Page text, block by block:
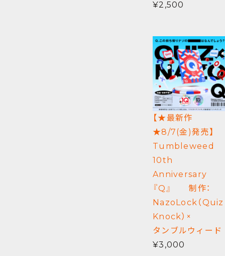
¥2,500
【★最新作
★8/7(金)発売】
Tumbleweed
10th
Anniversary
『Q』 制作：
NazoLock（Quiz
Knock）×
タンブルウィード
¥3,000